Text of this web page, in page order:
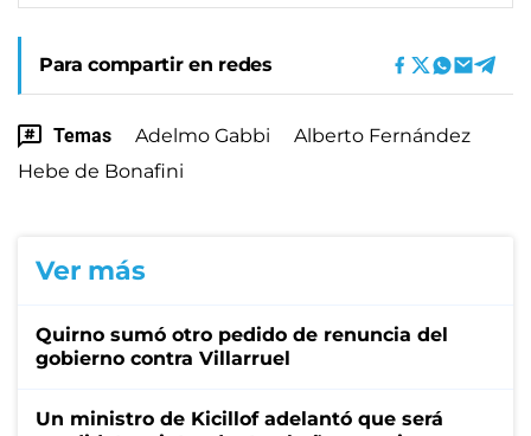
Para compartir en redes
Temas Adelmo Gabbi
Alberto Fernández
Hebe de Bonafini
Ver más
Quirno sumó otro pedido de renuncia del
gobierno contra Villarruel
Un ministro de Kicillof adelantó que será